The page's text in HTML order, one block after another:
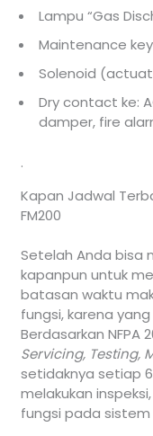
Lampu “Gas
Maintenance
Solenoid
Dry contact ke:
damper, fire
.
Kapan Jadwal
FM200
Setelah Anda bisa
kapanpun untuk
batasan waktu
fungsi, karena
Berdasarkan NFPA
Servicing, Testing,
setidaknya setiap
melakukan
fungsi pada sistem